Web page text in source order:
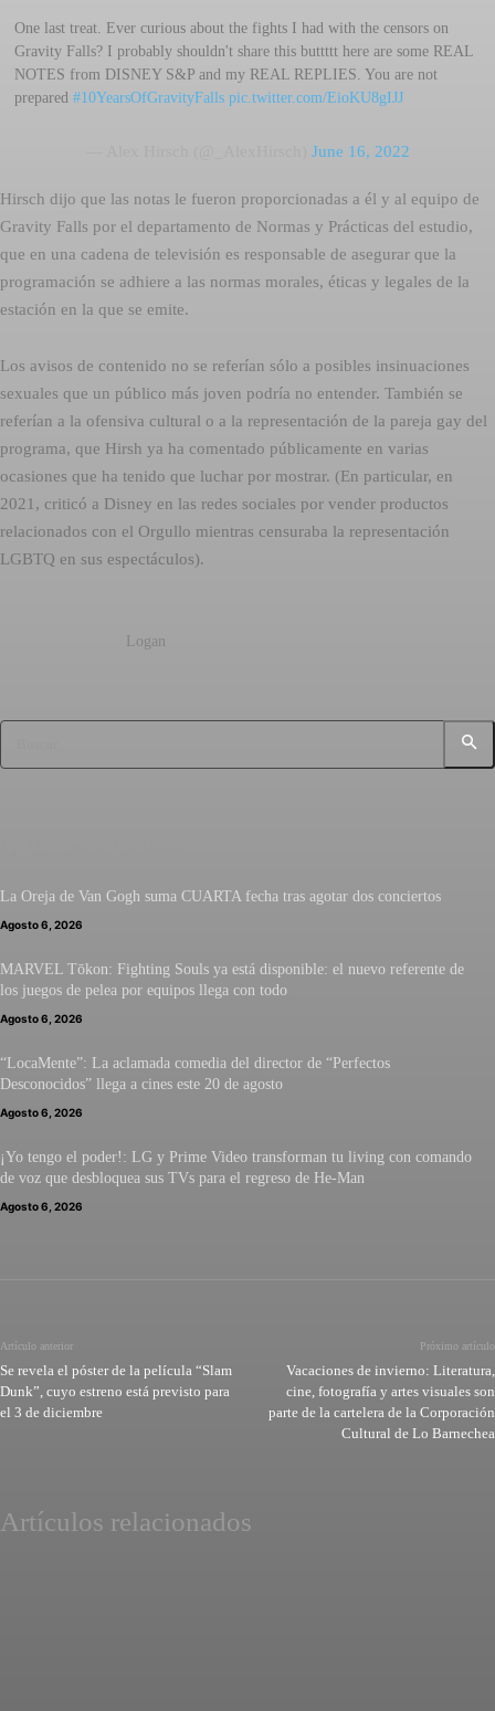
One last treat. Ever curious about the fights I had with the censors on
Gravity Falls? I probably shouldn't share this buttttt here are some REAL
NOTES from DISNEY S&P and my REAL REPLIES. You are not
prepared#10YearsOfGravityFalls pic.twitter.com/EioKU8gIJJ
June 16, 2022
Hirsch dijo que las notas le fueron proporcionadas a él y al equipo de
Gravity Falls por el departamento de Normas y Prácticas del estudio,
que en una cadena de televisión es responsable de asegurar que la
programación se adhiere a las normas morales, éticas y legales de la
estación en la que se emite.
Los avisos de contenido no se referían sólo a posibles insinuaciones
sexuales que un público más joven podría no entender. También se
referían a la ofensiva cultural o a la representación de la pareja gay del
programa, que Hirsh ya ha comentado públicamente en varias
ocasiones que ha tenido que luchar por mostrar. (En particular, en
2021, criticó a Disney en las redes sociales por vender productos
relacionados con el Orgullo mientras censuraba la representación
LGBTQ en sus espectáculos).
Logan
La Oreja de Van Gogh suma CUARTA fecha tras agotar dos conciertos
Agosto 6, 2026
MARVEL Tōkon: Fighting Souls ya está disponible: el nuevo referente de
los juegos de pelea por equipos llega con todo
Agosto 6, 2026
“LocaMente”: La aclamada comedia del director de “Perfectos
Desconocidos” llega a cines este 20 de agosto
Agosto 6, 2026
¡Yo tengo el poder!: LG y Prime Video transforman tu living con comando
de voz que desbloquea sus TVs para el regreso de He-Man
Agosto 6, 2026
Artículo anterior
Se revela el póster de la película “Slam
Dunk”, cuyo estreno está previsto para
el 3 de diciembre
Próximo artículo
Vacaciones de invierno: Literatura,
cine, fotografía y artes visuales son
parte de la cartelera de la Corporación
Cultural de Lo Barnechea
Artículos relacionados